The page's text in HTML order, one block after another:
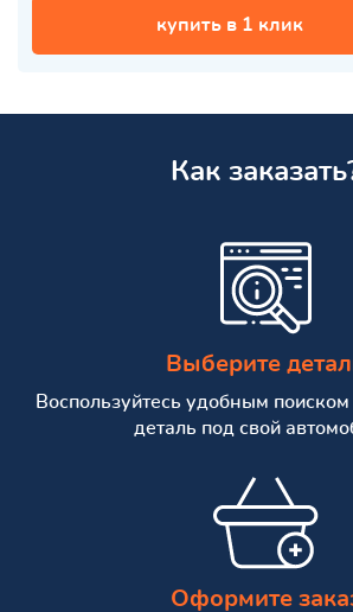
купить в 1 клик
Как
Выберите
Воспользуйтесь удобным поиском
деталь под свой
Оформите